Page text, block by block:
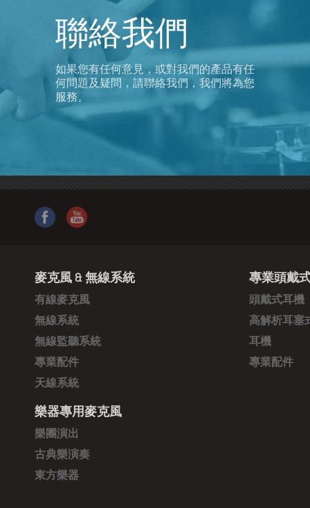
聯絡我們
如果您有任何意見，或對我們的產品有任
何問題及疑問，請聯絡我們，我們將為您
服務。
麥克風 & 無線系統
有線麥克風
無線系統
無線監聽系統
專業配件
天線系統
樂器專用麥克風
樂團演出
古典樂演奏
東方樂器
專業頭戴
頭戴式耳機
高解析耳塞
耳機
專業配件